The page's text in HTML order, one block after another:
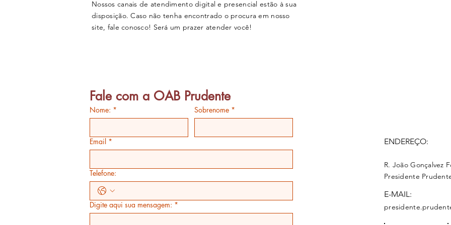
Nossos canais de atendimento digital e presencial estão à sua
disposição. Caso não tenha encontrado o procura em nosso
site, fale conosco! Será um prazer atender você!
Fale com a OAB Prudente
Nome: * Sobrenome *
Email *
Telefone:
Digite aqui sua mensagem: *
ENDEREÇO:
R. João Gonçalvez
Presidente
E-MAIL: